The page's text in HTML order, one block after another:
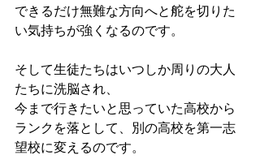
できるだけ無難な方向へと舵を切りた
い気持ちが強くなるのです。
そして生徒たちはいつしか周りの大人
たちに洗脳され、
今まで行きたいと思っていた高校から
ランクを落として、別の高校を第一志
望校に変えるのです。